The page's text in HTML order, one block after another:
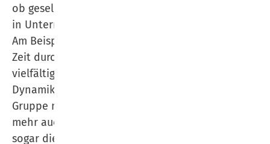
ob gesellschaftlich oder etwa Transformationen
in Unternehmen.
Am Beispiel der Tischgemeinschaft, die mit der
Zeit durch verschiedene Entwicklungen
vielfältiger wurde, beschrieb er plastisch die
Dynamiken: Wenn bestimmte gesellschaftliche
Gruppe nicht mehr am Boden, sondern immer
mehr auch am Tisch Platz nehmen und am Ende
sogar die Frage nach der Rezeptur des Essens auf